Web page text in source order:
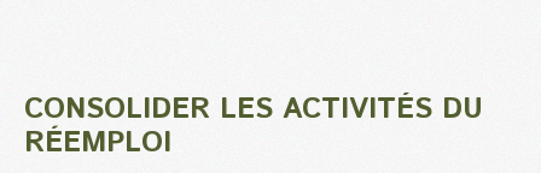
CONSOLIDER LES ACTIVITÉS DU
RÉEMPLOI